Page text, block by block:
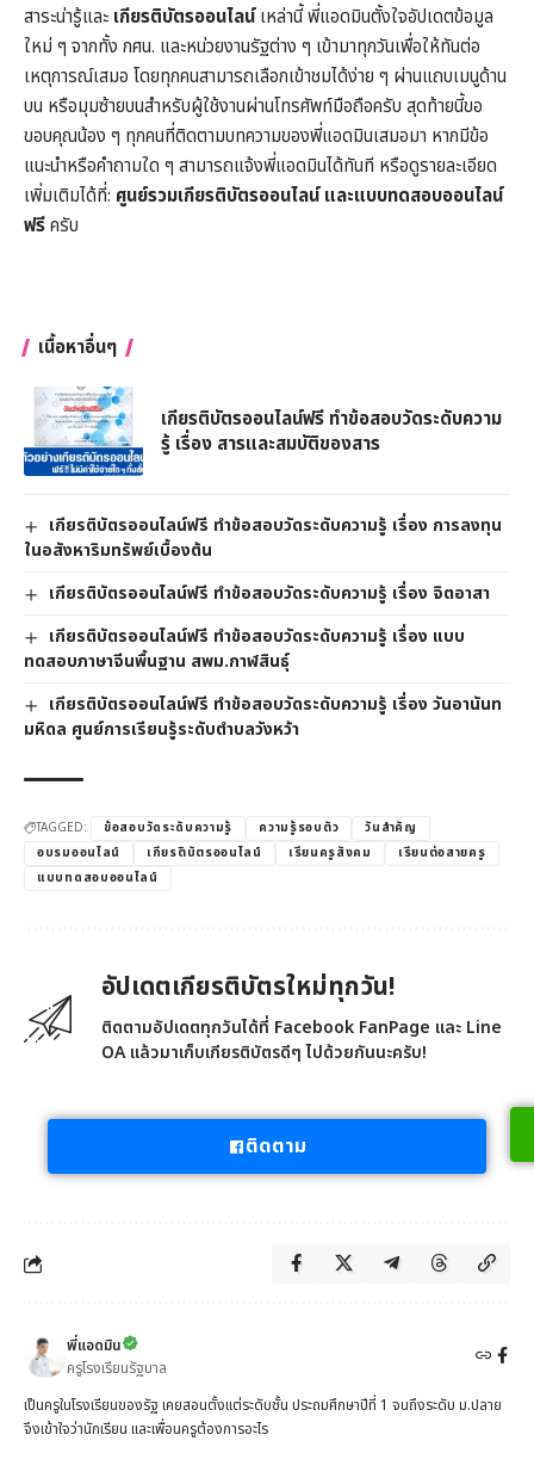
สาระน่ารู้และ เกียรติบัตรออนไลน์เหล่านี้ พี่แอดมินตั้งใจอัปเดตข้อมูล
ใหม่ ๆ จากทั้ง กศน. และหน่วยงานรัฐต่าง ๆ เข้ามาทุกวันเพื่อให้ทันต่อ
เหตุการณ์เสมอ โดยทุกคนสามารถเลือกเข้าชมได้ง่าย ๆ ผ่านแถบเมนูด้าน
บน หรือมุมซ้ายบนสำหรับผู้ใช้งานผ่านโทรศัพท์มือถือครับ สุดท้ายนี้ขอ
ขอบคุณน้อง ๆ ทุกคนที่ติดตามบทความของพี่แอดมินเสมอมา หากมีข้อ
แนะนำหรือคำถามใด ๆ สามารถแจ้งพี่แอดมินได้ทันที หรือดูรายละเอียด
เพิ่มเติมได้ที่: ศูนย์รวมเกียรติบัตรออนไลน์ และแบบทดสอบออนไลน์
ฟรีครับ
เนื้อหาอื่นๆ
เกียรติบัตรออนไลน์ฟรี ทำข้อสอบวัดระดับความ
รู้ เรื่อง สารและสมบัติของสาร
เกียรติบัตรออนไลน์ฟรี ทำข้อสอบวัดระดับความรู้ เรื่อง การลงทุน
ในอสังหาริมทรัพย์เบื้องต้น
เกียรติบัตรออนไลน์ฟรี ทำข้อสอบวัดระดับความรู้ เรื่อง จิตอาสา
เกียรติบัตรออนไลน์ฟรี ทำข้อสอบวัดระดับความรู้ เรื่อง แบบ
ทดสอบภาษาจีนพื้นฐาน สพม.กาฬสินธุ์
เกียรติบัตรออนไลน์ฟรี ทำข้อสอบวัดระดับความรู้ เรื่อง วันอานันท
มหิดล ศูนย์การเรียนรู้ระดับตำบลวังหว้า
TAGGED: ข้อสอบวัดระดับความรู้ ความรู้รอบตัว
วันสำคัญ
อบรมออนไลน์
เกียรติบัตรออนไลน์ เรียนครูสังคม
เรียนต่อสายครู
แบบทดสอบออนไลน์
อัปเดตเกียรติบัตรใหม่ทุกวัน!
ติดตามอัปเดตทุกวันได้ที่ Facebook FanPage และ Line
OA แล้วมาเก็บเกียรติบัตรดีๆ ไปด้วยกันนะครับ!
ติดตาม
พี่แอดมิน
ครูโรงเรียนรัฐบาล
เป็นครูในโรงเรียนของรัฐ เคยสอนตั้งแต่ระดับชั้น ประถมศึกษาปีที่ 1 จนถึงระดับ ม.ปลาย
จึงเข้าใจว่านักเรียน และเพื่อนครูต้องการอะไร